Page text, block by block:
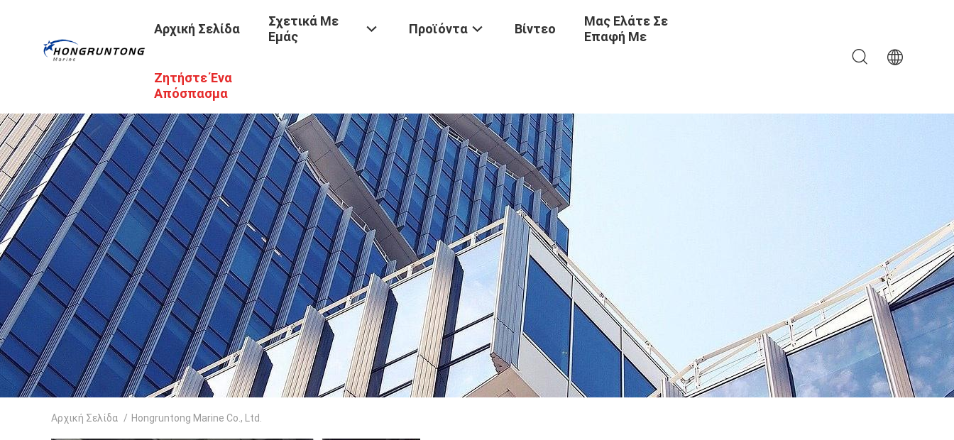
Αρχική Σελίδα
Σχετικά Με
Εμάς
Προϊόντα Βίντεο
Μας Ελάτε Σε
Επαφή Με
Ζητήστε Ένα
Απόσπασμα
Αρχική Σελίδα / Hongruntong Marine Co., Ltd.